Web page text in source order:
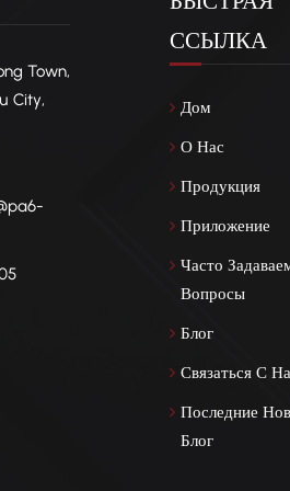
точности размеров и
Модифицированные
деформации и
высокоскоростного
материалами для
популярности
расширение сферы
Поставщикам
электрических,
соответствовать
Town,
City,
ССЫЛКА
Дом
О Нас
Продукция
Приложение
Часто
Вопросы
Блог
Связаться С
Последние
Блог